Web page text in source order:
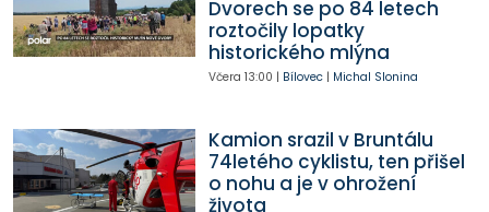
Dvorech se po 84 letech
roztočily lopatky
historického mlýna
Včera 13:00 | Bílovec| Michal Slonina
Kamion srazil v Bruntálu
74letého cyklistu, ten přišel
o nohu a je v ohrožení
života